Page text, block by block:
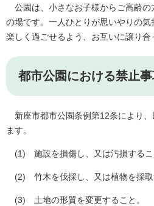
公園は、小さなお子様からご高齢の
の場です。一人ひとりが思いやりの
楽しく過ごせるよう、お互いに譲り合
都市公園における禁止
新座市都市公園条例第12条により、
ます。
(1) 施設を損傷し、又は汚損するこ
(2) 竹木を伐採し、又は植物を採取
(3) 土地の形質を変更すること。